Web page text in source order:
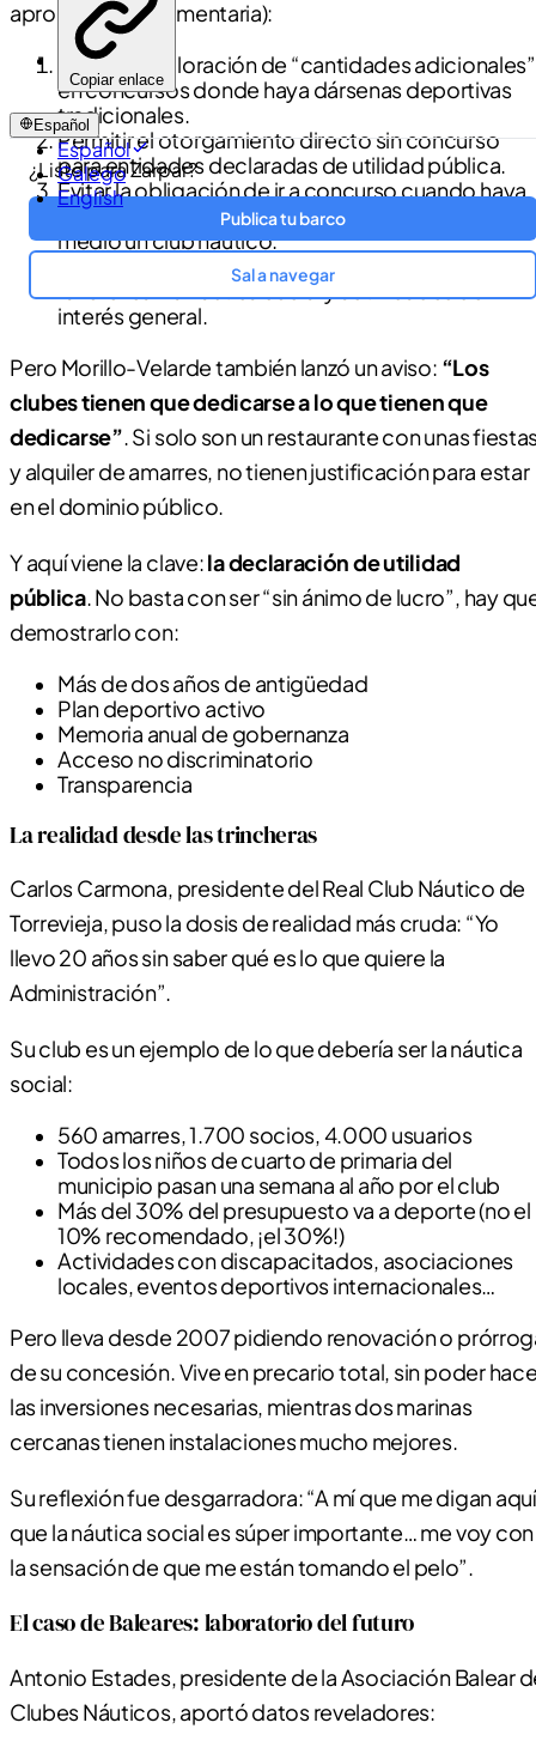
Copiar enlace
Español
Español
Galego
English
¿Listo para Zarpar?
Publica tu barco
Sal a navegar
aprobación parlamentaria):
Eliminar la valoración de “cantidades adicionales”
en concursos donde haya dársenas deportivas
tradicionales.
Permitir el otorgamiento directo sin concurso
para entidades declaradas de utilidad pública.
Evitar la obligación de ir a concurso cuando haya
más de dos entidades concurrentes y esté por
medio un club náutico.
Potenciar criterios de adjudicación que
favorezcan la náutica social y actividades de
interés general.
Pero Morillo-Velarde también lanzó un aviso: “Los
clubes tienen que dedicarse a lo que tienen que
dedicarse”. Si solo son un restaurante con unas
y alquiler de amarres, no tienen justificación para estar
en el dominio público.
Y aquí viene la clave:la declaración de utilidad
pública. No basta con ser “sin ánimo de lucro”, hay
demostrarlo con:
Más de dos años de antigüedad
Plan deportivo activo
Memoria anual de gobernanza
Acceso no discriminatorio
Transparencia
La realidad desde las trincheras
Carlos Carmona, presidente del Real Club Náutico de
Torrevieja, puso la dosis de realidad más cruda: “Yo
llevo 20 años sin saber qué es lo que quiere la
Administración”.
Su club es un ejemplo de lo que debería ser la náutica
social:
560 amarres, 1.700 socios, 4.000 usuarios
Todos los niños de cuarto de primaria del
municipio pasan una semana al año por el club
Más del 30% del presupuesto va a deporte (no el
10% recomendado, ¡el 30%!)
Actividades con discapacitados, asociaciones
locales, eventos deportivos internacionales…
Pero lleva desde 2007 pidiendo renovación o
de su concesión. Vive en precario total, sin poder
las inversiones necesarias, mientras dos marinas
cercanas tienen instalaciones mucho mejores.
Su reflexión fue desgarradora: “A mí que me digan aquí
que la náutica social es súper importante… me voy con
la sensación de que me están tomando el pelo”.
El caso de Baleares: laboratorio del futuro
Antonio Estades, presidente de la Asociación Balear
Clubes Náuticos, aportó datos reveladores: